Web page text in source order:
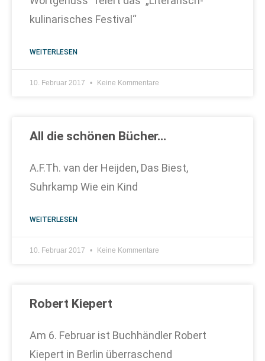
kulinarisches Festival“
WEITERLESEN
10. Februar 2017 Keine Kommentare
All die schönen Bücher…
A.F.Th. van der Heijden, Das Biest,
Suhrkamp Wie ein Kind
WEITERLESEN
10. Februar 2017 Keine Kommentare
Robert Kiepert
Am 6. Februar ist Buchhändler Robert
Kiepert in Berlin überraschend